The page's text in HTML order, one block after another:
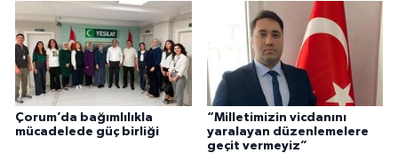
Çorum’da bağımlılıkla
mücadelede güç birliği
“Milletimizin vicdanını
yaralayan düzenlemelere
geçit vermeyiz”